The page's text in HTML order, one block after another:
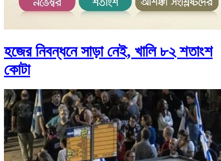
হজের নিবন্ধনে সাড়া নেই, খালি ৮২ শতাংশ
কোটা